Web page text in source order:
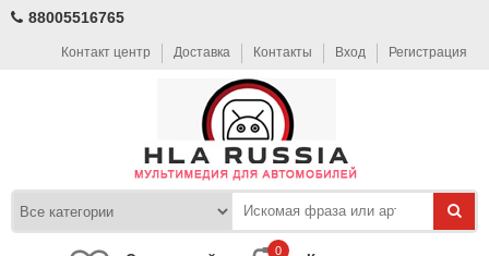
88005516765
Контакт центр Доставка Контакты Вход Регистрация
0